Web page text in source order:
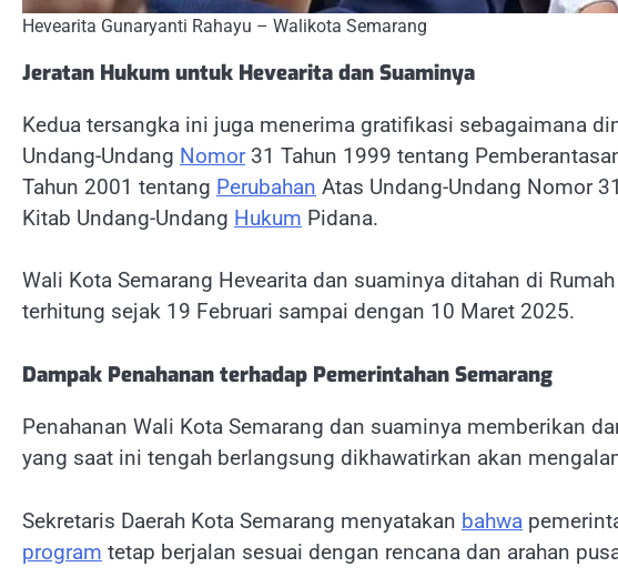
Hevearita Gunaryanti Rahayu – Walikota Semarang
Jeratan Hukum untuk Hevearita dan Suaminya
Kedua tersangka ini juga menerima gratifikasi sebagaimana
Undang-Undang Nomor31 Tahun 1999 tentang
Tahun 2001 tentang Perubahan Atas Undang-Undang Nomor
Kitab Undang-Undang Hukum Pidana.
Wali Kota Semarang Hevearita dan suaminya ditahan di
terhitung sejak 19 Februari sampai dengan 10 Maret 2025.
Dampak Penahanan terhadap Pemerintahan Semarang
Penahanan Wali Kota Semarang dan suaminya memberikan
yang saat ini tengah berlangsung dikhawatirkan akan
Sekretaris Daerah Kota Semarang menyatakan bahwa
program tetap berjalan sesuai dengan rencana dan arahan